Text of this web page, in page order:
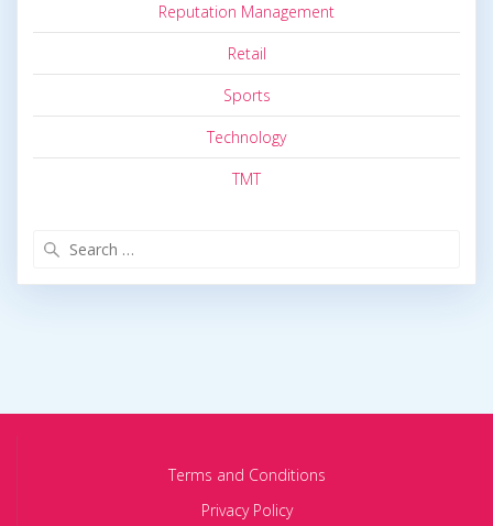
Reputation Management
Retail
Sports
Technology
TMT
Terms and Conditions
Privacy Policy